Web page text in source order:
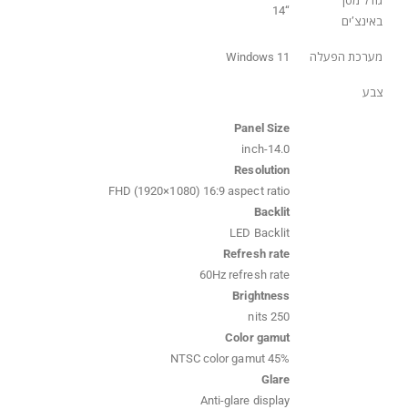
באינצ’ים
“14
מערכת הפעלה Windows 11
צבע
Panel Size
14.0-inch
Resolution
FHD (1920×1080) 16:9 aspect ratio
Backlit
LED Backlit
Refresh rate
60Hz refresh rate
Brightness
250 nits
Color gamut
45% NTSC color gamut
Glare
Anti-glare display